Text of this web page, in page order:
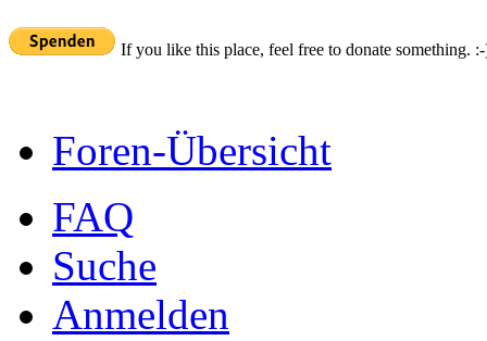
If you like this place, feel free to donate something.
Foren-Übersicht
FAQ
Suche
Anmelden